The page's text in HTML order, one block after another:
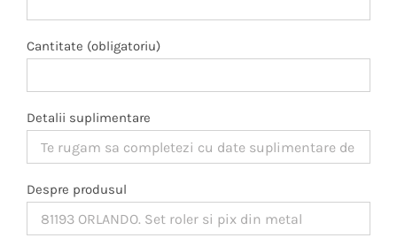
Cantitate (obligatoriu)
Detalii suplimentare
Despre produsul